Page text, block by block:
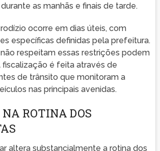
as manhãs e finais de tarde.
ocorre em dias úteis, com
específicas definidas pela prefeitura.
respeitam essas restrições podem
fiscalização é feita através de
de trânsito que monitoram a
nas principais avenidas.
ROTINA DOS
altera substancialmente a rotina dos